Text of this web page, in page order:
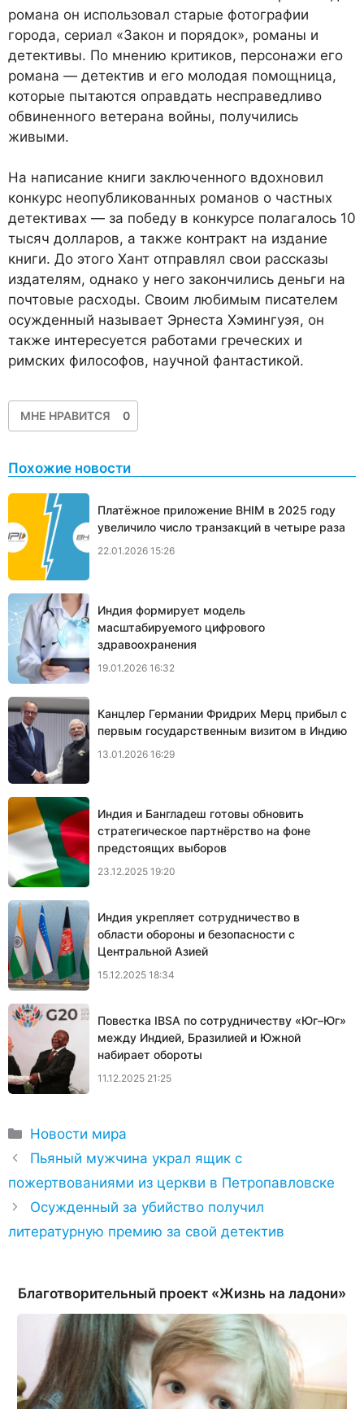
романа он использовал старые фотографии
города, сериал «Закон и порядок», романы и
детективы. По мнению критиков, персонажи его
романа — детектив и его молодая помощница,
которые пытаются оправдать несправедливо
обвиненного ветерана войны, получились
живыми.
На написание книги заключенного вдохновил
конкурс неопубликованных романов о частных
детективах — за победу в конкурсе полагалось 10
тысяч долларов, а также контракт на издание
книги. До этого Хант отправлял свои рассказы
издателям, однако у него закончились деньги на
почтовые расходы. Своим любимым писателем
осужденный называет Эрнеста Хэмингуэя, он
также интересуется работами греческих и
римских философов, научной фантастикой.
МНЕ НРАВИТСЯ 0
Похожие новости
Платёжное приложение BHIM в 2025 году
увеличило число транзакций в четыре раза
22.01.2026 15:26
Индия формирует модель
масштабируемого цифрового
здравоохранения
19.01.2026 16:32
Канцлер Германии Фридрих Мерц прибыл с
первым государственным визитом в Индию
13.01.2026 16:29
Индия и Бангладеш готовы обновить
стратегическое партнёрство на фоне
предстоящих выборов
23.12.2025 19:20
Индия укрепляет сотрудничество в
области обороны и безопасности с
Центральной Азией
15.12.2025 18:34
Повестка IBSA по сотрудничеству «Юг–Юг»
между Индией, Бразилией и Южной
набирает обороты
11.12.2025 21:25
Рубрики
Новости мира
Пьяный мужчина украл ящик с
пожертвованиями из церкви в Петропавловске
Осужденный за убийство получил
литературную премию за свой детектив
Благотворительный проект «Жизнь на ладони»